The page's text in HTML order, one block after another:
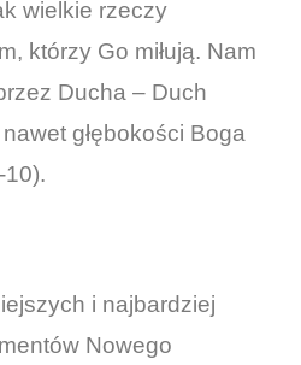
wielkie rzeczy
którzy Go miłują. Nam
Ducha – Duch
głębokości Boga
10).
i najbardziej
Nowego